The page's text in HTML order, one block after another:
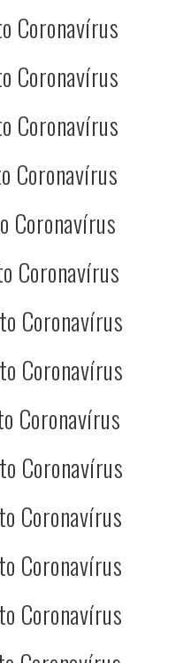
Coronavírus
Coronavírus
Coronavírus
Coronavírus
Coronavírus
Coronavírus
Coronavírus
Coronavírus
Coronavírus
Coronavírus
Coronavírus
Coronavírus
Coronavírus